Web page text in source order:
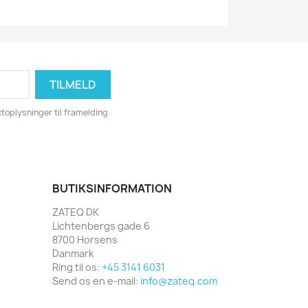
til framelding
BUTIKSINFORMATION
ZATEQ DK
Lichtenbergs gade 6
8700 Horsens
Danmark
Ring til os: +45 3141 6031
Send os en e-mail: info@zateq.com